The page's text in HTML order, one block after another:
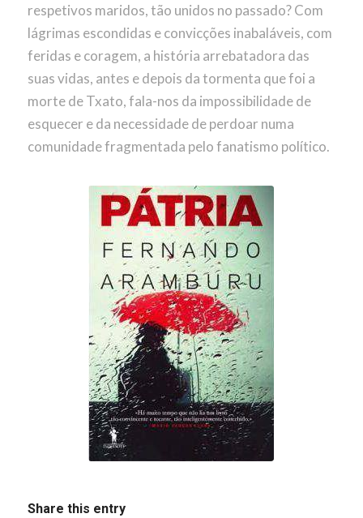
respetivos maridos, tão unidos no passado? Com
lágrimas escondidas e convicções inabaláveis, com
feridas e coragem, a história arrebatadora das
suas vidas, antes e depois da tormenta que foi a
morte de Txato, fala-nos da impossibilidade de
esquecer e da necessidade de perdoar numa
comunidade fragmentada pelo fanatismo político.
Share this entry